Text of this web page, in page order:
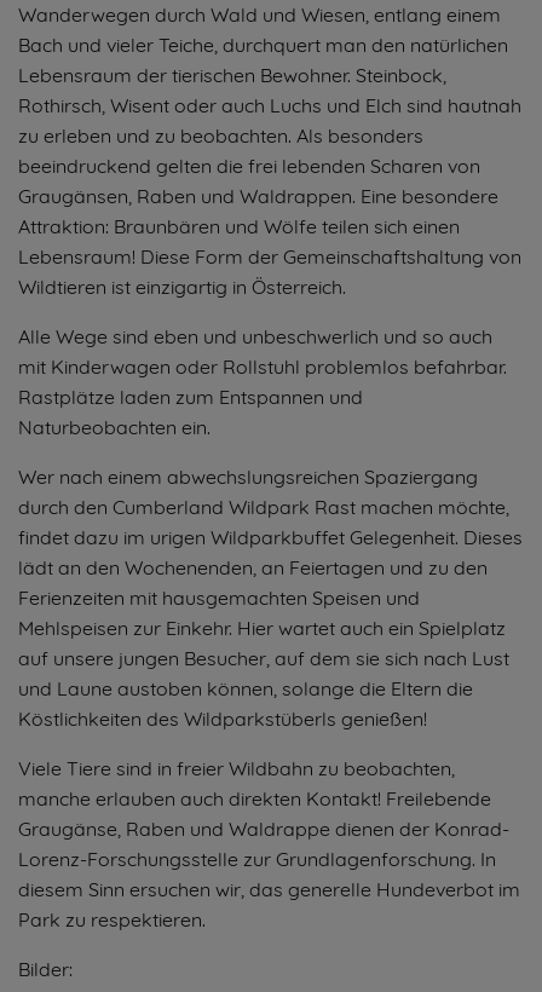
Wanderwegen durch Wald und Wiesen, entlang einem
Bach und vieler Teiche, durchquert man den natürlichen
Lebensraum der tierischen Bewohner. Steinbock,
Rothirsch, Wisent oder auch Luchs und Elch sind hautnah
zu erleben und zu beobachten. Als besonders
beeindruckend gelten die frei lebenden Scharen von
Graugänsen, Raben und Waldrappen. Eine besondere
Attraktion: Braunbären und Wölfe teilen sich einen
Lebensraum! Diese Form der Gemeinschaftshaltung von
Wildtieren ist einzigartig in Österreich.
Alle Wege sind eben und unbeschwerlich und so auch
mit Kinderwagen oder Rollstuhl problemlos befahrbar.
Rastplätze laden zum Entspannen und
Naturbeobachten ein.
Wer nach einem abwechslungsreichen Spaziergang
durch den Cumberland Wildpark Rast machen möchte,
findet dazu im urigen Wildparkbuffet Gelegenheit. Dieses
lädt an den Wochenenden, an Feiertagen und zu den
Ferienzeiten mit hausgemachten Speisen und
Mehlspeisen zur Einkehr. Hier wartet auch ein Spielplatz
auf unsere jungen Besucher, auf dem sie sich nach Lust
und Laune austoben können, solange die Eltern die
Köstlichkeiten des Wildparkstüberls genießen!
Viele Tiere sind in freier Wildbahn zu beobachten,
manche erlauben auch direkten Kontakt! Freilebende
Graugänse, Raben und Waldrappe dienen der Konrad-
Lorenz-Forschungsstelle zur Grundlagenforschung. In
diesem Sinn ersuchen wir, das generelle Hundeverbot im
Park zu respektieren.
Bilder: